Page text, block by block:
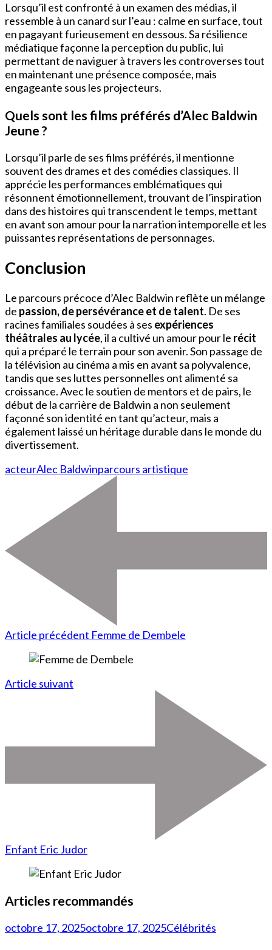
Lorsqu’il est confronté à un examen des médias, il
ressemble à un canard sur l’eau : calme en surface, tout
en pagayant furieusement en dessous. Sa résilience
médiatique façonne la perception du public, lui
permettant de naviguer à travers les controverses tout
en maintenant une présence composée, mais
engageante sous les projecteurs.
Quels sont les films préférés d’Alec Baldwin
Jeune ?
Lorsqu’il parle de ses films préférés, il mentionne
souvent des drames et des comédies classiques. Il
apprécie les performances emblématiques qui
résonnent émotionnellement, trouvant de l’inspiration
dans des histoires qui transcendent le temps, mettant
en avant son amour pour la narration intemporelle et les
puissantes représentations de personnages.
Conclusion
Le parcours précoce d’Alec Baldwin reflète un mélange
de passion, de persévérance et de talent. De ses
racines familiales soudées à ses expériences
théâtrales au lycée, il a cultivé un amour pour le récit
qui a préparé le terrain pour son avenir. Son passage de
la télévision au cinéma a mis en avant sa polyvalence,
tandis que ses luttes personnelles ont alimenté sa
croissance. Avec le soutien de mentors et de pairs, le
début de la carrière de Baldwin a non seulement
façonné son identité en tant qu’acteur, mais a
également laissé un héritage durable dans le monde du
divertissement.
acteurAlec Baldwinparcours artistique
Article précédent Femme de Dembele
Article suivant
Enfant Eric Judor
Articles recommandés
octobre 17, 2025octobre 17, 2025Célébrités